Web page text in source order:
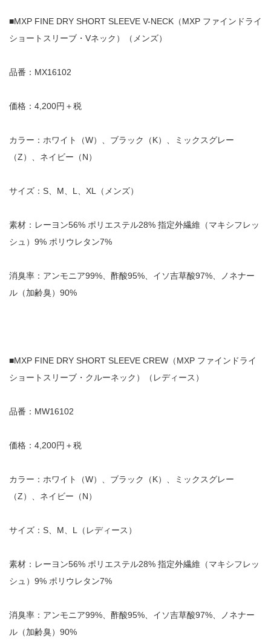
■MXP FINE DRY SHORT SLEEVE V-NECK（MXP ファインドライ
ショートスリーブ・Vネック）（メンズ）
品番：MX16102
価格：4,200円＋税
カラー：ホワイト（W）、ブラック（K）、ミックスグレー
（Z）、ネイビー（N）
サイズ：S、M、L、XL（メンズ）
素材：レーヨン56% ポリエステル28% 指定外繊維（マキシフレッ
シュ）9% ポリウレタン7%
消臭率：アンモニア99%、酢酸95%、イソ吉草酸97%、ノネナー
ル（加齢臭）90%
■MXP FINE DRY SHORT SLEEVE CREW（MXP ファインドライ
ショートスリーブ・クルーネック）（レディース）
品番：MW16102
価格：4,200円＋税
カラー：ホワイト（W）、ブラック（K）、ミックスグレー
（Z）、ネイビー（N）
サイズ：S、M、L（レディース）
素材：レーヨン56% ポリエステル28% 指定外繊維（マキシフレッ
シュ）9% ポリウレタン7%
消臭率：アンモニア99%、酢酸95%、イソ吉草酸97%、ノネナー
ル（加齢臭）90%